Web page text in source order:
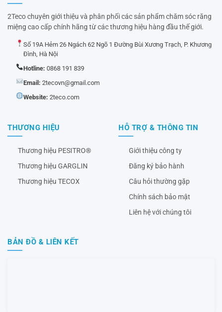
2Teco chuyên giới thiệu và phân phối các sản phẩm chăm sóc răng
miệng cao cấp chính hãng từ các thương hiệu hàng đầu thế giới.
Số 19A Hẻm 26 Ngách 62 Ngõ 1 Đường Bùi Xương Trạch, P. Khương
Đình, Hà Nội
Hotline: 0868 191 839
Email: 2tecovn@gmail.com
Website: 2teco.com
THƯƠNG HIỆU
Thương hiệu PESITRO®
Thương hiệu GARGLIN
Thương hiệu TECOX
HỖ TRỢ & THÔNG TIN
Giới thiệu công ty
Đăng ký bảo hành
Câu hỏi thường gặp
Chính sách bảo mật
Liên hệ với chúng tôi
BẢN ĐỒ & LIÊN KẾT